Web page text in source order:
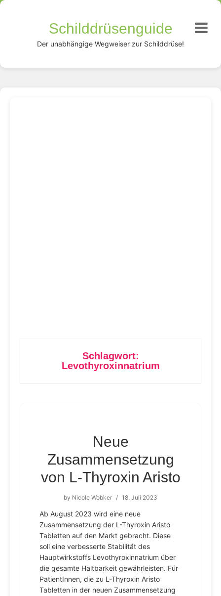
Schilddrüsenguide
Der unabhängige Wegweiser zur Schilddrüse!
Schlagwort:
Levothyroxinnatrium
Neue
Zusammensetzung
von L-Thyroxin Aristo
by Nicole Wobker / 18. Juli 2023
Ab August 2023 wird eine neue
Zusammensetzung der L-Thyroxin Aristo
Tabletten auf den Markt gebracht. Diese
soll eine verbesserte Stabilität des
Hauptwirkstoffs Levothyroxinnatrium über
die gesamte Haltbarkeit gewährleisten. Für
PatientInnen, die zu L-Thyroxin Aristo
Tabletten in der neuen Zusammensetzung